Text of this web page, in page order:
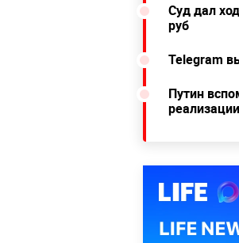
Суд дал
руб
Telegram
Путин